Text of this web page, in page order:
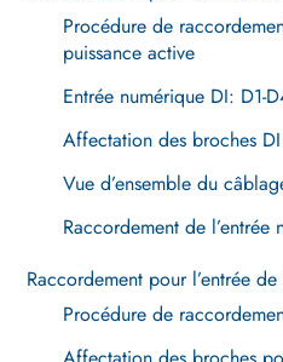
Procédure de
puissance active
Entrée numérique DI: D1-
Affectation des broches
Vue d’ensemble du
Raccordement de l’entrée
Raccordement pour l’entrée
Procédure de